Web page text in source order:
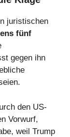
juristischen
fünf
gegen ihn
den US-
Vorwurf,
weil Trump